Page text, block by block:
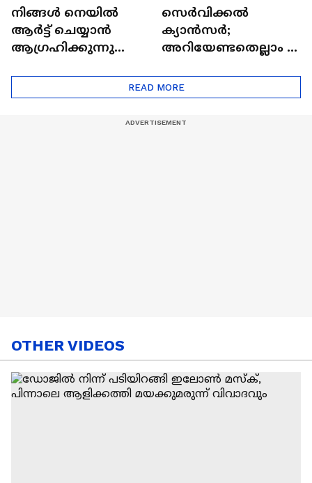
നിങ്ങൾ നെയിൽ
ആർട്ട് ചെയ്യാൻ
ആഗ്രഹിക്കുന്നുണ്ടോ
ട്രെൻഡിനെക്കുറിച്ച് |
Nail Art | Trends Cafe
സെർവിക്കൽ
ക്യാൻസർ;
അറിയേണ്ടതെല്ലാം |
Cancer
READ MORE
OTHER VIDEOS